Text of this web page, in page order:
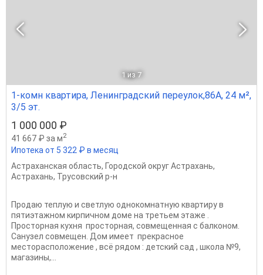
1 из 7
1-комн квартира, Ленинградский переулок,86А, 24 м²,
3/5 эт.
1 000 000 ₽
41 667 ₽ за м2
Ипотека от 5 322 ₽ в месяц
Астраханская область, Городской округ Астрахань,
Астрахань, Трусовский р-н
Продаю теплую и светлую однокомнатную квартиру в
пятиэтажном кирпичном доме на третьем этаже .
Просторная кухня просторная, совмещенная с балконом.
Санузел совмещен. Дом имеет прекрасное
месторасположение , всё рядом : детский сад , школа №9,
магазины,...